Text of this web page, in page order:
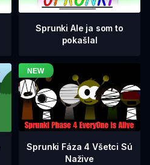
Sprunki Ale ja som to
pokašlal
Sprunki Fáza 4 Všetci Sú
Nažive